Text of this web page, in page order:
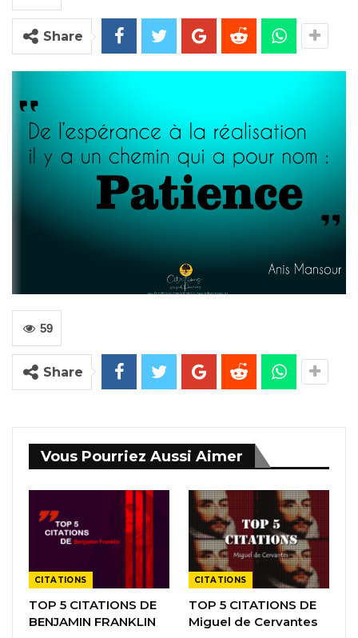
Share
59
Share
Vous Pourriez Aussi Aimer
CITATIONS
TOP 5 CITATIONS DE
BENJAMIN FRANKLIN
CITATIONS
TOP 5 CITATIONS DE
Miguel de Cervantes